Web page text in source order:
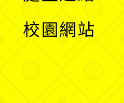
校園網站